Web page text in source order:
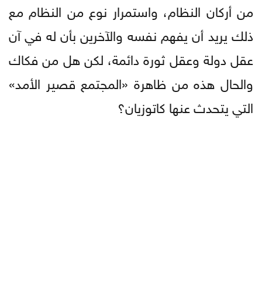
من أركان النظام، واستمرار نوع من النظام مع
ذلك يريد أن يفهم نفسه والآخرين بأن له في آن
عقل دولة وعقل ثورة دائمة، لكن هل من فكاك
والحال هذه من ظاهرة «المجتمع قصير الأمد»
التي يتحدث عنها كاتوزيان؟